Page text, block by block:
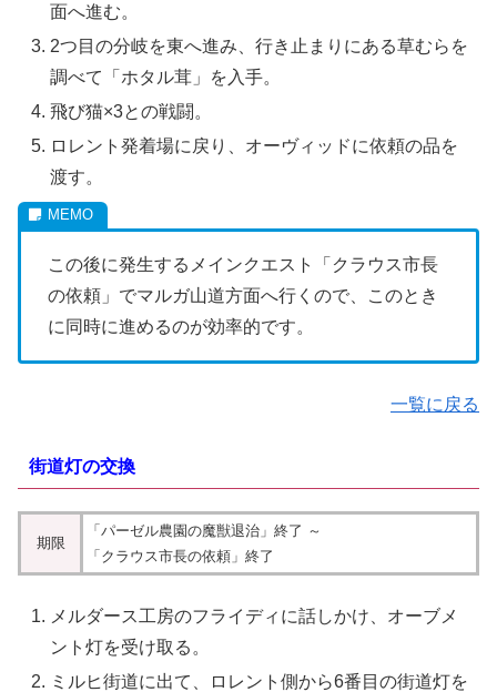
面へ進む。
2つ目の分岐を東へ進み、行き止まりにある草むらを
調べて「 ホタル茸」
を入手。
飛び猫×3との戦闘。
ロレント発着場に戻り、オーヴィッドに依頼の品を
渡す。
この後に発生するメインクエスト「クラウス市長
の依頼」でマルガ山道方面へ行くので、このとき
に同時に進めるのが効率的です。
一覧に戻る
街道灯の交換
期限
「パーゼル農園の魔獣退治」終了 ～
「クラウス市長の依頼」終了
メルダース工房のフライディに話しかけ、オーブメ
ント灯を受け取る。
ミルヒ街道に出て、ロレント側から6番目の街道灯を